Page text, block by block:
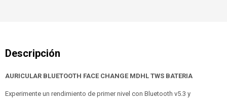
AURICULAR BLUETOOTH FACE CHANGE MDHL TWS BATERIA
Experimente un rendimiento de primer nivel con Bluetooth v5.3 y